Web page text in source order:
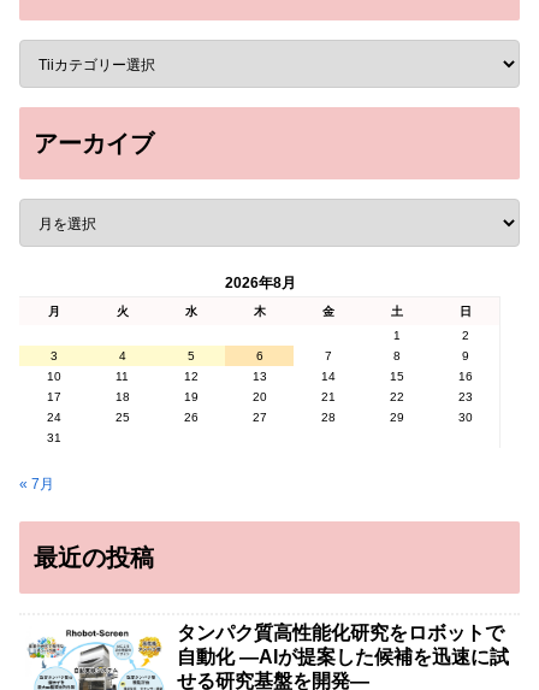
アーカイブ
2026年8月
月 火 水 木 金 土
日
1
2
3
4 5 6 7 8
9
10
11 12 13 14 15
16
17
18 19 20 21 22
23
24
25 26 27 28 29
30
31
« 7月
最近の投稿
タンパク質高性能化研究をロボットで
自動化 ―AIが提案した候補を迅速に試
せる研究基盤を開発―